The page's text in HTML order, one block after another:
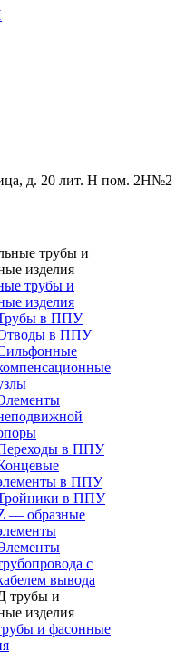
д. 20 лит. Н пом. 2Н№2
трубы и
изделия
в ППУ
в ППУ
в ППУ
в ППУ
в ППУ
— образные
с
вывода
и фасонные